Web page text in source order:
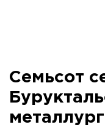
Семьсот